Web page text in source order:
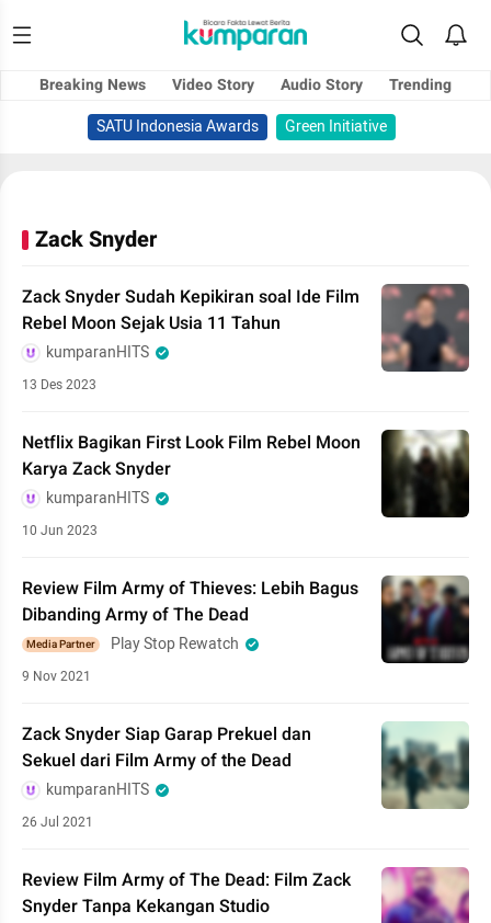
Breaking News Video Story Audio Story
Trending
SATU Indonesia Awards
Green Initiative
Zack Snyder
Zack Snyder Sudah Kepikiran soal Ide Film
Rebel Moon Sejak Usia 11 Tahun
kumparanHITS
13 Des 2023
Netflix Bagikan First Look Film Rebel Moon
Karya Zack Snyder
kumparanHITS
10 Jun 2023
Review Film Army of Thieves: Lebih Bagus
Dibanding Army of The Dead
Media Partner Play Stop Rewatch
9 Nov 2021
Zack Snyder Siap Garap Prekuel dan
Sekuel dari Film Army of the Dead
kumparanHITS
26 Jul 2021
Review Film Army of The Dead: Film Zack
Snyder Tanpa Kekangan Studio